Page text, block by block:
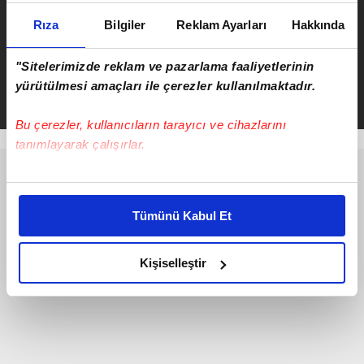
Rıza Bilgiler Reklam Ayarları Hakkında
"Sitelerimizde reklam ve pazarlama faaliyetlerinin
yürütülmesi amaçları ile çerezler kullanılmaktadır.
Bu çerezler, kullanıcıların tarayıcı ve cihazlarını
tanımlayarak çalışırlar.
Bu çerezlere izin vermeniz halinde sizlere özel
daha iyi reklam deneyimi yaşatabiliriz. Bunu yaparken
amacımızın size daha iyi bir reklam deneyimi sunmak
olduğunu ve sizlere en iyi içerikleri sunabilmek adına
elimizden gelen çabayı gösterdiğimizi ve bu noktada,
reklamların maliyetlerimizi karşılamak noktasında tek gelir
Tümünü Kabul Et
Kişiselleştir
ÖNCEKİ HABER
Yangınlar için tüm ekipler
sahada!